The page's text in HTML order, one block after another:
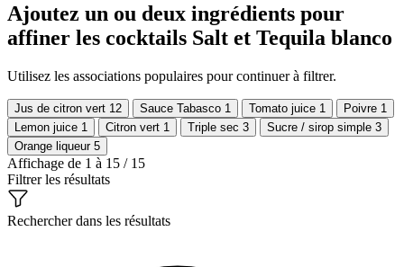
Ajoutez un ou deux ingrédients pour
affiner les cocktails Salt et Tequila blanco
Utilisez les associations populaires pour continuer à filtrer.
Jus de citron vert 12 Sauce Tabasco 1 Tomato juice 1 Poivre 1
Lemon juice 1 Citron vert 1 Triple sec 3 Sucre / sirop simple 3
Orange liqueur 5
Affichage de 1 à 15 / 15
Filtrer les résultats
Rechercher dans les résultats